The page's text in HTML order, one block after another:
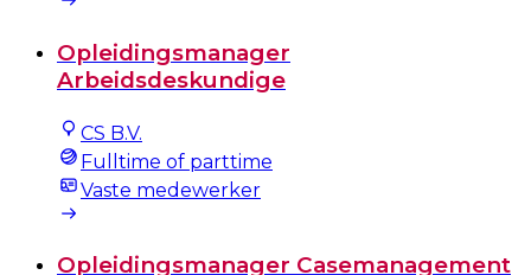
Opleidingsmanager
Arbeidsdeskundige
CS B.V.
Fulltime of parttime
Vaste medewerker
Opleidingsmanager Casemanagement